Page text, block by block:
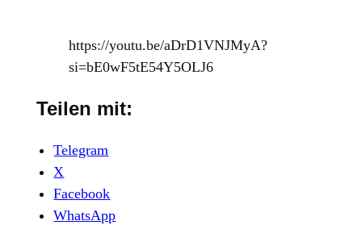
https://youtu.be/aDrD1VNJMyA?
si=bE0wF5tE54Y5OLJ6
Teilen mit:
Telegram
X
Facebook
WhatsApp